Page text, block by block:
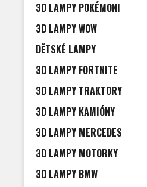
3D LAMPY POKÉMONI
3D LAMPY WOW
DĚTSKÉ LAMPY
3D LAMPY FORTNITE
3D LAMPY TRAKTORY
3D LAMPY KAMIÓNY
3D LAMPY MERCEDES
3D LAMPY MOTORKY
3D LAMPY BMW